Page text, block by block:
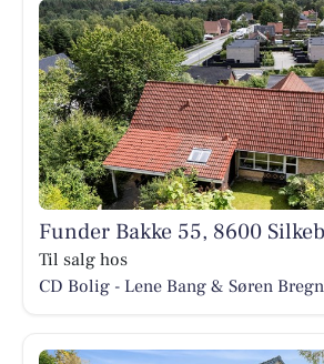
Funder Bakke 55, 8600
Til salg hos
CD Bolig - Lene Bang & Søren